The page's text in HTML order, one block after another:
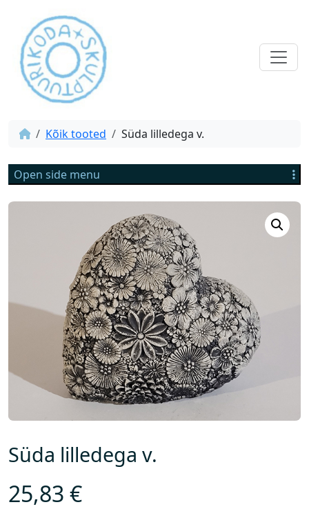
Kõik tooted Süda lilledega v.
Open side menu
Süda lilledega v.
25,83 €